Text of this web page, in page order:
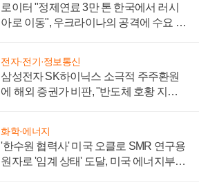
로이터 "정제연료 3만 톤 한국에서 러시
아로 이동", 우크라이나의 공격에 수요 늘
전자·전기·정보통신
삼성전자 SK하이닉스 소극적 주주환원
에 해외 증권가 비판, "반도체 호황 지속
화학·에너지
'한수원 협력사' 미국 오클로 SMR 연구용
원자로 '임계 상태' 도달, 미국 에너지부